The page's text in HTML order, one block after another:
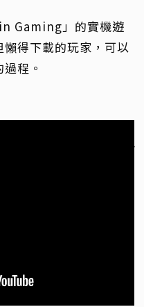
Gaming」的實機遊
得下載的玩家，可以
程。